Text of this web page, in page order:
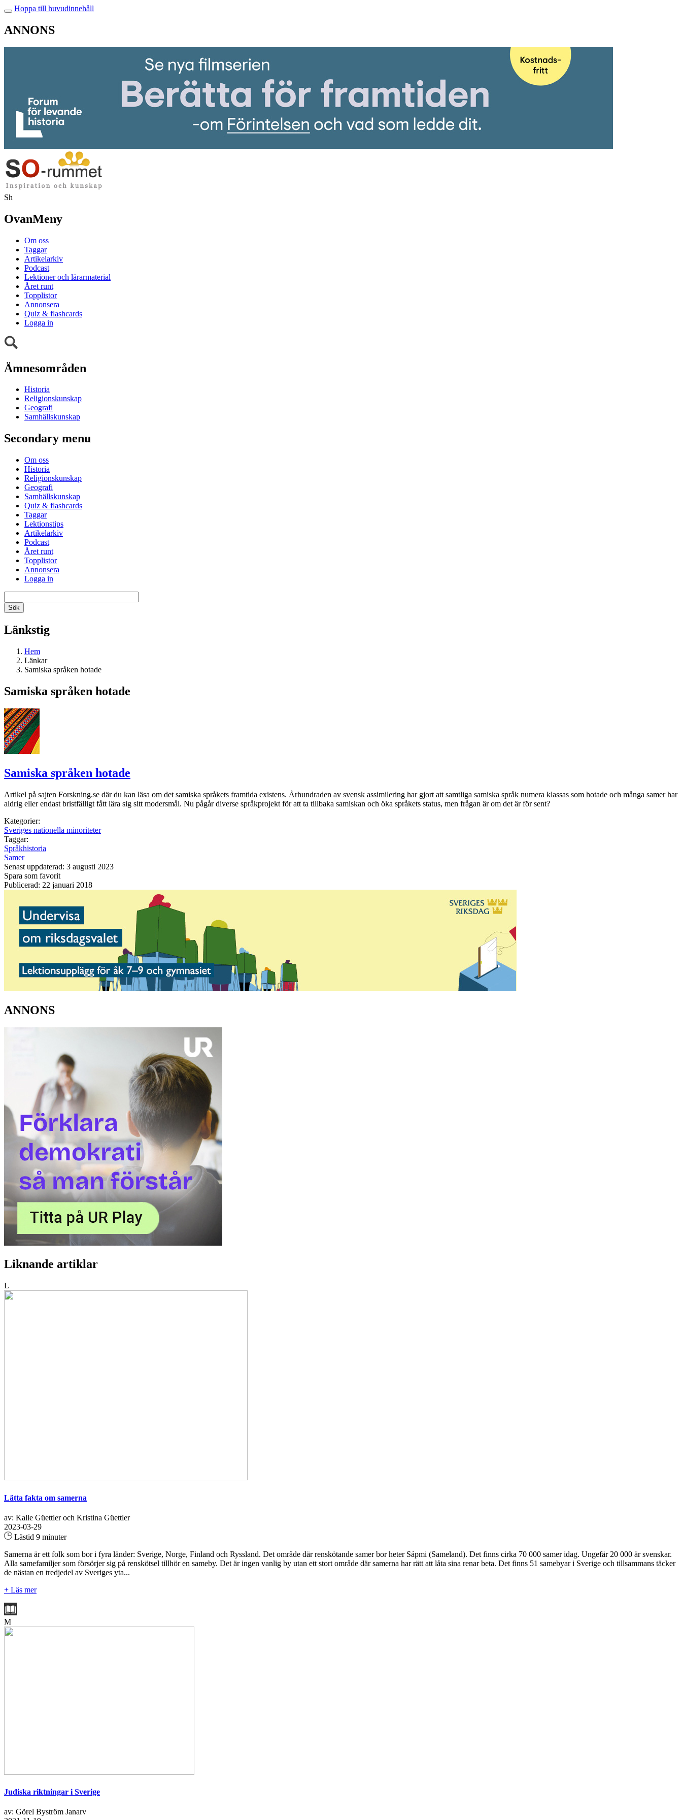
Hoppa till huvudinnehåll
ANNONS
Sh
OvanMeny
Om oss
Taggar
Artikelarkiv
Podcast
Lektioner och lärarmaterial
Året runt
Topplistor
Annonsera
Quiz & flashcards
Logga in
Ämnesområden
Historia
Religionskunskap
Geografi
Samhällskunskap
Secondary menu
Om oss
Historia
Religionskunskap
Geografi
Samhällskunskap
Quiz & flashcards
Taggar
Lektionstips
Artikelarkiv
Podcast
Året runt
Topplistor
Annonsera
Logga in
Länkstig
Hem
Länkar
Samiska språken hotade
Samiska språken hotade
Samiska språken hotade
Artikel på sajten Forskning.se där du kan läsa om det samiska språkets framtida existens. Århundraden av svensk assimilering har gjort att samtliga samiska språk numera klassas som hotade och många samer har
aldrig eller endast bristfälligt fått lära sig sitt modersmål. Nu pågår diverse språkprojekt för att ta tillbaka samiskan och öka språkets status, men frågan är om det är för sent?
Kategorier:
Sveriges nationella minoriteter
Taggar:
Språkhistoria
Samer
Senast uppdaterad: 3 augusti 2023
Spara som favorit
Publicerad: 22 januari 2018
ANNONS
Liknande artiklar
L
Lätta fakta om samerna
av: Kalle Güettler och Kristina Güettler
2023-03-29
Lästid 9 minuter
Samerna är ett folk som bor i fyra länder: Sverige, Norge, Finland och Ryssland. Det område där renskötande samer bor heter Sápmi (Sameland). Det finns cirka 70 000 samer idag. Ungefär 20 000 är svenskar.
Alla samefamiljer som försörjer sig på renskötsel tillhör en sameby. Det är ingen vanlig by utan ett stort område där samerna har rätt att låta sina renar beta. Det finns 51 samebyar i Sverige och tillsammans täcker
de nästan en tredjedel av Sveriges yta...
+ Läs mer
M
Judiska riktningar i Sverige
av: Görel Byström Janarv